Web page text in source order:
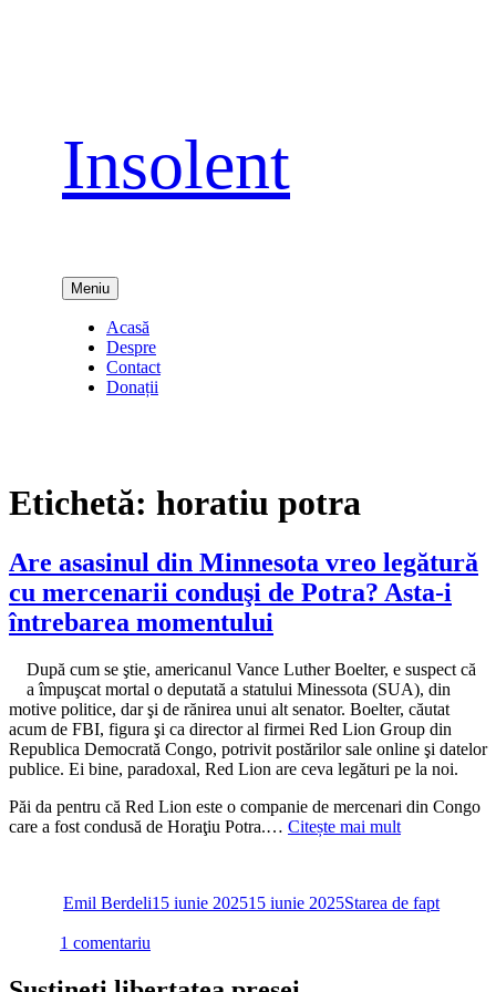
Insolent
Meniu
Acasă
Despre
Contact
Donații
Etichetă: horatiu potra
Are asasinul din Minnesota vreo legătură
cu mercenarii conduşi de Potra? Asta-i
întrebarea momentului
După cum se ştie, americanul Vance Luther Boelter, e suspect că
a împuşcat mortal o deputată a statului Minessota (SUA), din
motive politice, dar şi de rănirea unui alt senator. Boelter, căutat
acum de FBI, figura şi ca director al firmei Red Lion Group din
Republica Democrată Congo, potrivit postărilor sale online şi datelor
publice. Ei bine, paradoxal, Red Lion are ceva legături pe la noi.
Păi da pentru că Red Lion este o companie de mercenari din Congo
care a fost condusă de Horaţiu Potra.… Citește mai mult
Emil Berdeli15 iunie 202515 iunie 2025Starea de fapt
1 comentariu
asasinul